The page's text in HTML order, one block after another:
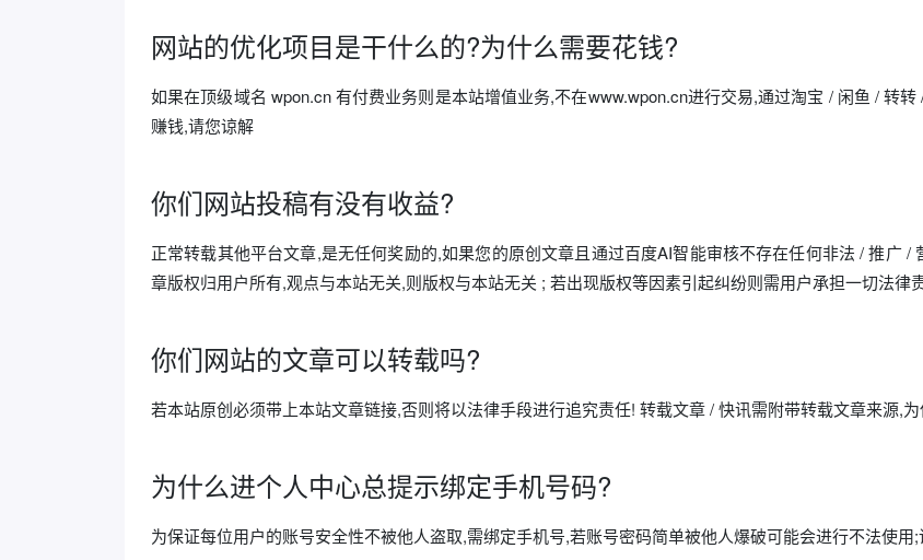
网站的优化项目是干什么的?为什么需要花钱?
如果在顶级域名 wpon.cn 有付费业务则是本站增值业务,不在www.wpon.cn进行交易,通过淘宝 / 闲鱼 / 转
赚钱,请您谅解
你们网站投稿有没有收益?
正常转载其他平台文章,是无任何奖励的,如果您的原创文章且通过百度AI智能审核不存在任何非法 / 推广
章版权归用户所有,观点与本站无关,则版权与本站无关 ; 若出现版权等因素引起纠纷则需用户承担一切法律
你们网站的文章可以转载吗?
若本站原创必须带上本站文章链接,否则将以法律手段进行追究责任! 转载文章 / 快讯需附带转载文章来源,
为什么进个人中心总提示绑定手机号码?
为保证每位用户的账号安全性不被他人盗取,需绑定手机号,若账号密码简单被他人爆破可能会进行不法使